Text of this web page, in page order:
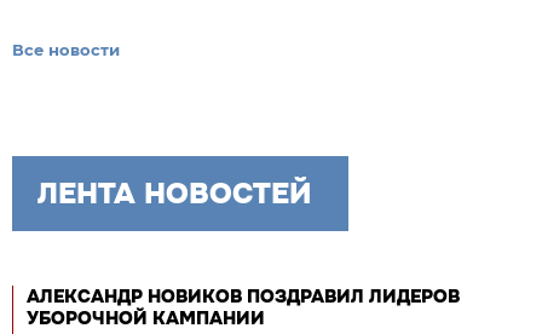
Все новости
ЛЕНТА НОВОСТЕЙ
АЛЕКСАНДР НОВИКОВ ПОЗДРАВИЛ ЛИДЕРОВ
УБОРОЧНОЙ КАМПАНИИ